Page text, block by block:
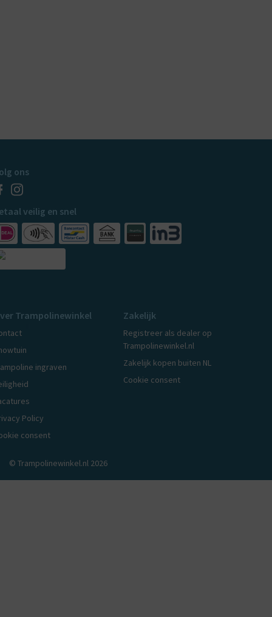
ons
veilig en snel
Trampolinewinkel
ingraven
Policy
consent
Zakelijk
Registreer als dealer op
Trampolinewinkel.nl
Zakelijk kopen buiten NL
Cookie consent
© Trampolinewinkel.nl 2026